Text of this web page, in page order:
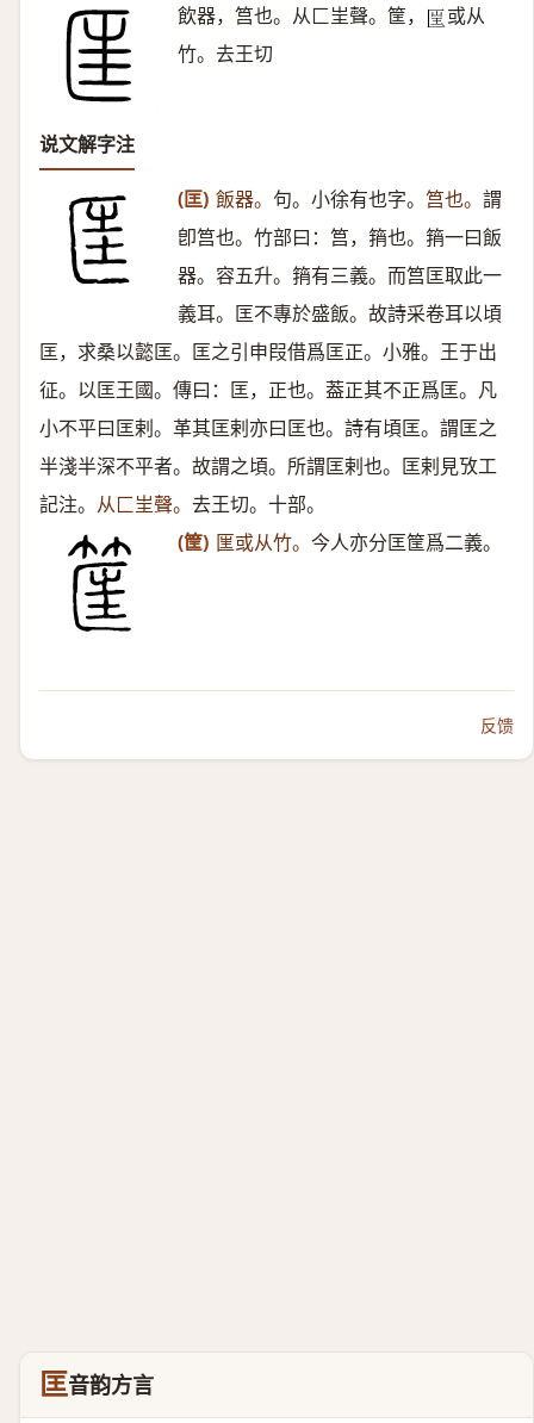
飲器，筥也。从匚㞷聲。筐， 𠥆 或从
竹。去王切
说文解字注
(匡) 飯器。 句。小徐有也字。 筥也。 謂
卽筥也。竹部曰：筥，䈰也。䈰一曰飯
器。容五升。䈰有三義。而筥匡取此一
義耳。匡不專於盛飯。故詩采卷耳以頃
匡，求桑以懿匡。匡之引申叚借爲匡正。小雅。王于出
征。以匡王國。傳曰：匡，正也。葢正其不正爲匡。凡
小不平曰匡剌。革其匡剌亦曰匡也。詩有頃匡。謂匡之
半淺半深不平者。故謂之頃。所謂匡剌也。匡剌見攷工
記注。 从匚㞷聲。 去王切。十部。
(筐) 匩或从竹。 今人亦分匡筐爲二義。
反馈
匡音韵方言